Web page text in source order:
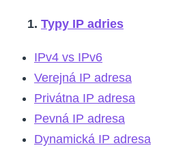
1. Typy IP adries
IPv4 vs IPv6
Verejná IP adresa
Privátna IP adresa
Pevná IP adresa
Dynamická IP adresa